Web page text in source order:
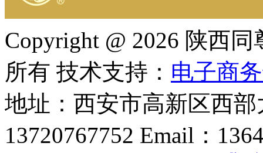
Copyright @ 2026 陕西
所有 技术支持： 电子商
地址：西安市高新区西
13720767752 Email：